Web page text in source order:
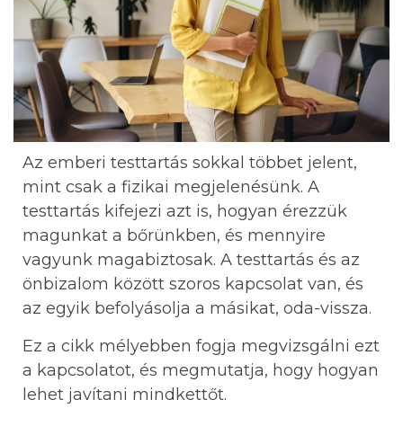
Az emberi testtartás sokkal többet jelent,
mint csak a fizikai megjelenésünk. A
testtartás kifejezi azt is, hogyan érezzük
magunkat a bőrünkben, és mennyire
vagyunk magabiztosak. A testtartás és az
önbizalom között szoros kapcsolat van, és
az egyik befolyásolja a másikat, oda-vissza.
Ez a cikk mélyebben fogja megvizsgálni ezt
a kapcsolatot, és megmutatja, hogy hogyan
lehet javítani mindkettőt.